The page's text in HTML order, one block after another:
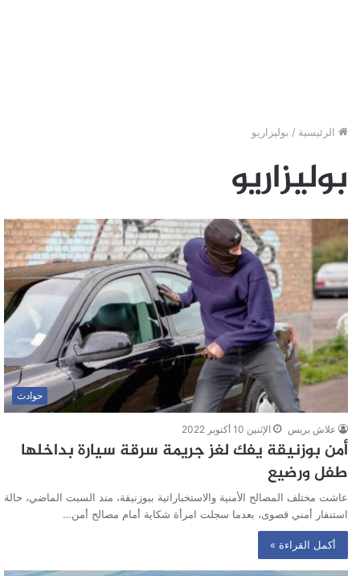
الرئيسية / بوليزاريو
بوليزاريو
حوادث
علاش بريس الإثنين 10 أكتوبر 2022
أمن بوزنيقة يفك لغز جريمة سرقة سيارة بداخلها
طفل ورضيع
عاشت مختلف المصالح الأمنية والاستخباراتية ببوزنيقة، مند السبت الماضي، حالة
استنفار أمني قصوى، بعدما سجلت امرأة شكاية أمام مصالح أمن…
أكمل القراءة »